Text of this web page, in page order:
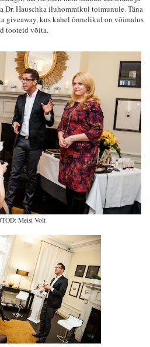
Dr. Hauschka iluhommikul toimunule. Täna
giveaway, kus kahel õnnelikul on võimalus
tooteid võita.
Meisi Volt